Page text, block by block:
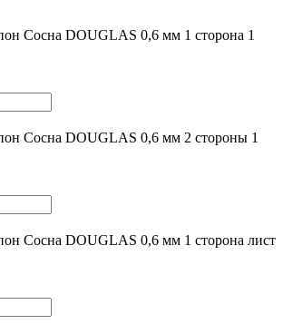
Сосна DOUGLAS 0,6 мм 1 сторона 1
Сосна DOUGLAS 0,6 мм 2 стороны 1
Сосна DOUGLAS 0,6 мм 1 сторона лист